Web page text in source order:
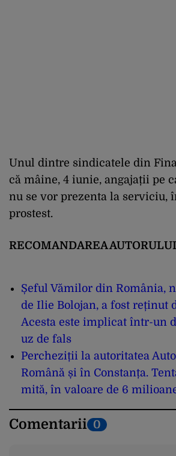
Unul dintre sindicatele din
că mâine, 4 iunie, angajații pe
nu se vor prezenta la serviciu,
prostest.
RECOMANDAREA
Șeful Vămilor din România,
de Ilie Bolojan, a fost reținut
Acesta este implicat într-un
uz de fals
Percheziții la autoritatea
Română și în Constanța.
mită, în valoare de 6
Comentarii 0